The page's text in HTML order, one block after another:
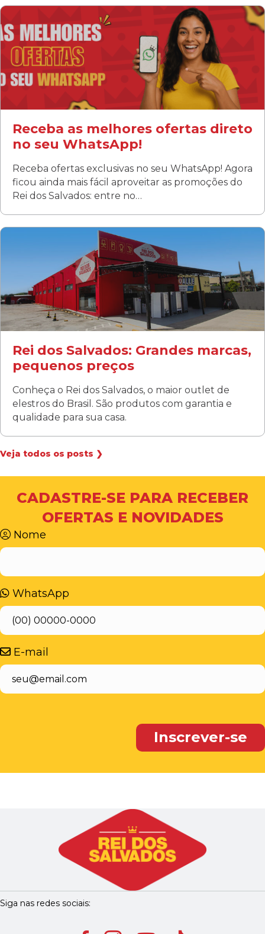
Fanny
Rua Albino Beatriz, 100 - Fanny, Curitiba –PR
Segunda a sábado: 09h00 às 19h00
Domingo: FECHADA
ÚLTIMOS DIAS DE LIQUIDAÇÃO!
(41) 3411-1754
(41) 99249-4620
Receba as melhores ofertas direto
no seu WhatsApp!
Receba ofertas exclusivas no seu WhatsApp! Agora
ficou ainda mais fácil aproveitar as promoções do
Rei dos Salvados: entre no…
Rei dos Salvados: Grandes marcas,
pequenos preços
Conheça o Rei dos Salvados, o maior outlet de
elestros do Brasil. São produtos com garantia e
qualidade para sua casa.
Veja todos os posts ❯
CADASTRE-SE PARA RECEBER
OFERTAS E NOVIDADES
Nome
WhatsApp
E-mail
Siga nas redes sociais: